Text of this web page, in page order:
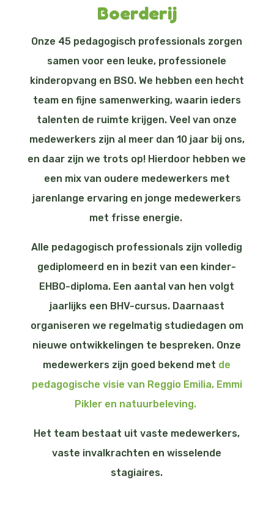
Boerderij
Onze 45 pedagogisch professionals zorgen
samen voor een leuke, professionele
kinderopvang en BSO. We hebben een hecht
team en fijne samenwerking, waarin ieders
talenten de ruimte krijgen. Veel van onze
medewerkers zijn al meer dan 10 jaar bij ons,
en daar zijn we trots op! Hierdoor hebben we
een mix van oudere medewerkers met
jarenlange ervaring en jonge medewerkers
met frisse energie.
Alle pedagogisch professionals zijn volledig
gediplomeerd en in bezit van een kinder-
EHBO-diploma. Een aantal van hen volgt
jaarlijks een BHV-cursus. Daarnaast
organiseren we regelmatig studiedagen om
nieuwe ontwikkelingen te bespreken. Onze
medewerkers zijn goed bekend met de
pedagogische visie van Reggio Emilia, Emmi
Pikler en natuurbeleving.
Het team bestaat uit vaste medewerkers,
vaste invalkrachten en wisselende
stagiaires.